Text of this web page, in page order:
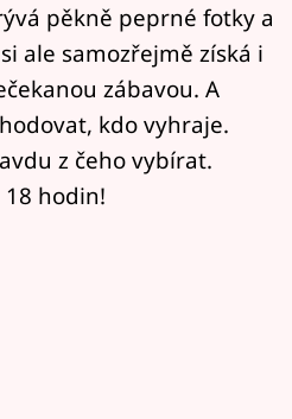
pěkně peprné fotky a
ale samozřejmě získá i
zábavou. A
kdo vyhraje.
z čeho vybírat.
hodin!